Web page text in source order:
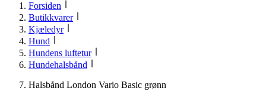
Forsiden
Butikkvarer
Kjæledyr
Hund
Hundens luftetur
Hundehalsbånd
Halsbånd London Vario Basic grønn